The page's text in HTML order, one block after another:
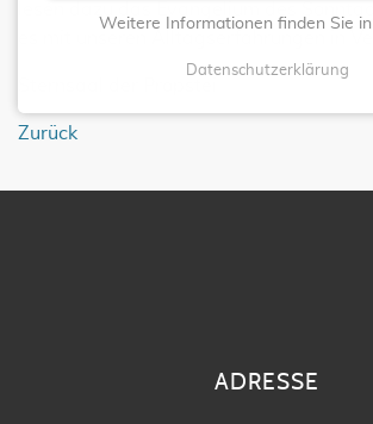
Zurück
ADRESSE
Weitere Informationen finden Sie
Datenschutzerklärung